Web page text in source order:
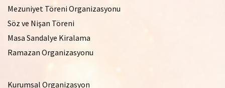
Mezuniyet Töreni Organizasyonu
Söz ve Nişan Töreni
Masa Sandalye Kiralama
Ramazan Organizasyonu
Kurumsal Organizasyon